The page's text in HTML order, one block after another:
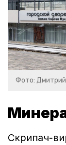
Фото:
Скрипач-